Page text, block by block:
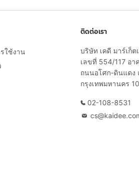
ใช้งาน
ติดต่อเรา
บริษัท เคดี มาร์เก็
เลขที่ 554/117 อา
ถนนอโศก-ดินแดง
กรุงเทพมหานคร
02-108-8531